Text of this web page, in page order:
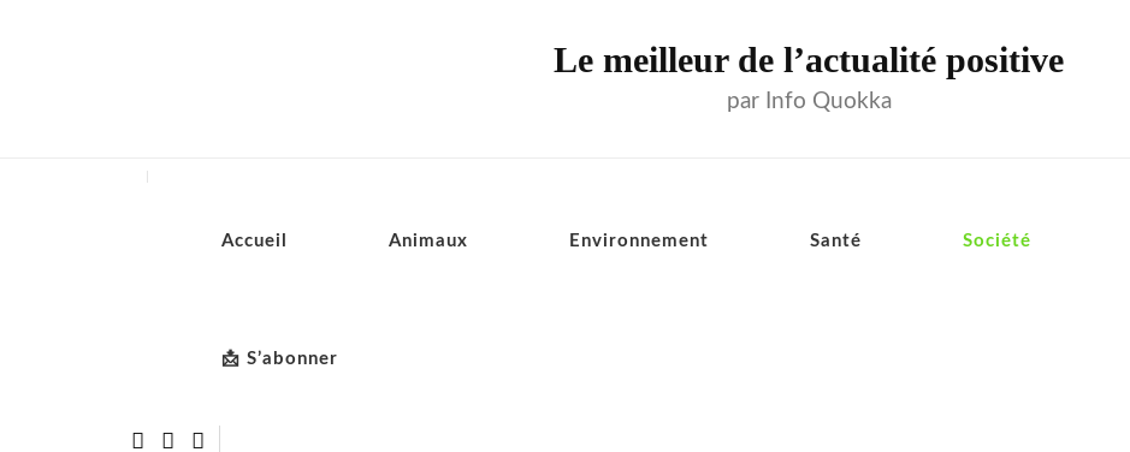
Le meilleur de l’actualité positive
par Info Quokka
Accueil Animaux Environnement Santé Société
📩 S’abonner